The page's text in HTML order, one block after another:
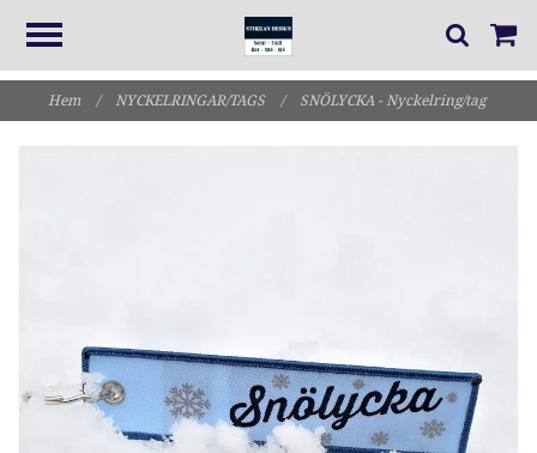
Hem / NYCKELRINGAR/TAGS / SNÖLYCKA - Nyckelring/tag